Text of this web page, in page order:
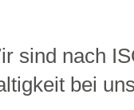
sind nach
bei